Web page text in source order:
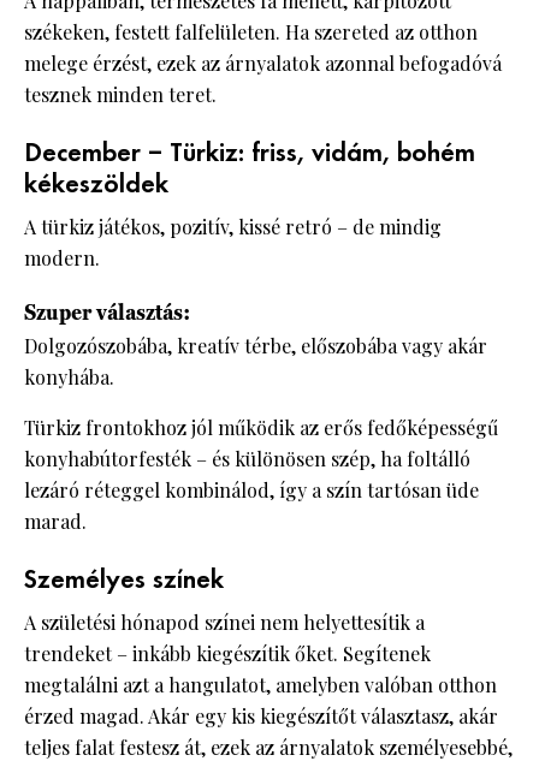
székeken, festett falfelületen. Ha szereted az otthon
melege érzést, ezek az árnyalatok azonnal befogadóvá
tesznek minden teret.
December – Türkiz: friss, vidám, bohém
kékeszöldek
A türkiz játékos, pozitív, kissé retró – de mindig
modern.
Szuper választás:
Dolgozószobába, kreatív térbe, előszobába vagy akár
konyhába.
Türkiz frontokhoz jól működik az erős fedőképességű
konyhabútorfesték – és különösen szép, ha foltálló
lezáró réteggel kombinálod, így a szín tartósan üde
marad.
Személyes színek
A születési hónapod színei nem helyettesítik a
trendeket – inkább kiegészítik őket. Segítenek
megtalálni azt a hangulatot, amelyben valóban otthon
érzed magad. Akár egy kis kiegészítőt választasz, akár
teljes falat festesz át, ezek az árnyalatok személyesebbé,